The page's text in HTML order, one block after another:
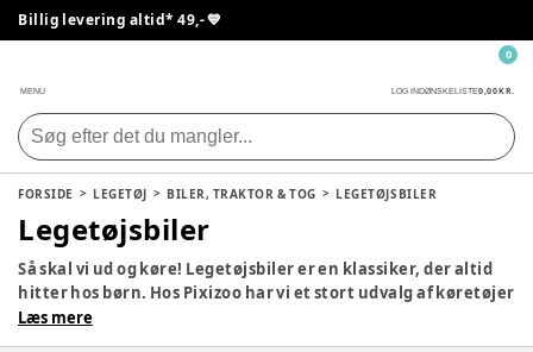
Billig levering altid* 49,- 💙
MENU LOG INDØNSKELISTE0,00 KR.
0
FORSIDE LEGETØJ BILER, TRAKTOR & TOG LEGETØJSBILER
Legetøjsbiler
Så skal vi ud og køre! Legetøjsbiler er en klassiker, der altid
hitter hos børn. Hos Pixizoo har vi et stort udvalg af køretøjer
i forskellige farver og materialer til børn i alle aldre. Find din
Læs mere